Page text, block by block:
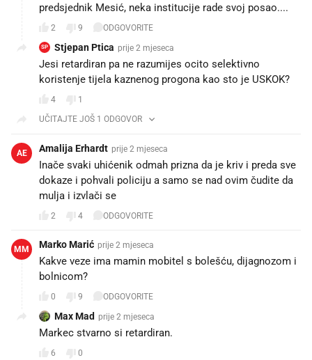
predsjednik Mesić, neka institucije rade svoj posao....
2 9 ODGOVORITE
SP Stjepan Ptica prije 2 mjeseca
Jesi retardiran pa ne razumijes ocito selektivno
koristenje tijela kaznenog progona kao sto je USKOK?
4
1
UČITAJTE JOŠ 1 ODGOVOR
AE Amalija Erhardt prije 2 mjeseca
Inače svaki uhićenik odmah prizna da je kriv i preda sve
dokaze i pohvali policiju a samo se nad ovim čudite da
mulja i izvlači se
2 4 ODGOVORITE
MM Marko Marić prije 2 mjeseca
Kakve veze ima mamin mobitel s bolešću, dijagnozom i
bolnicom?
0 9 ODGOVORITE
Max Mad prije 2 mjeseca
Markec stvarno si retardiran.
6 0